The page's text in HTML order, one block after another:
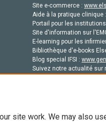
Site e-commerce :
Aide à la pratique clinique :
Portail pour les
Site d'information sur
E-learning pour les
Bibliothèque d'e-books
Blog special IFSI :
Suivez notre actualité sur
site work. We may also